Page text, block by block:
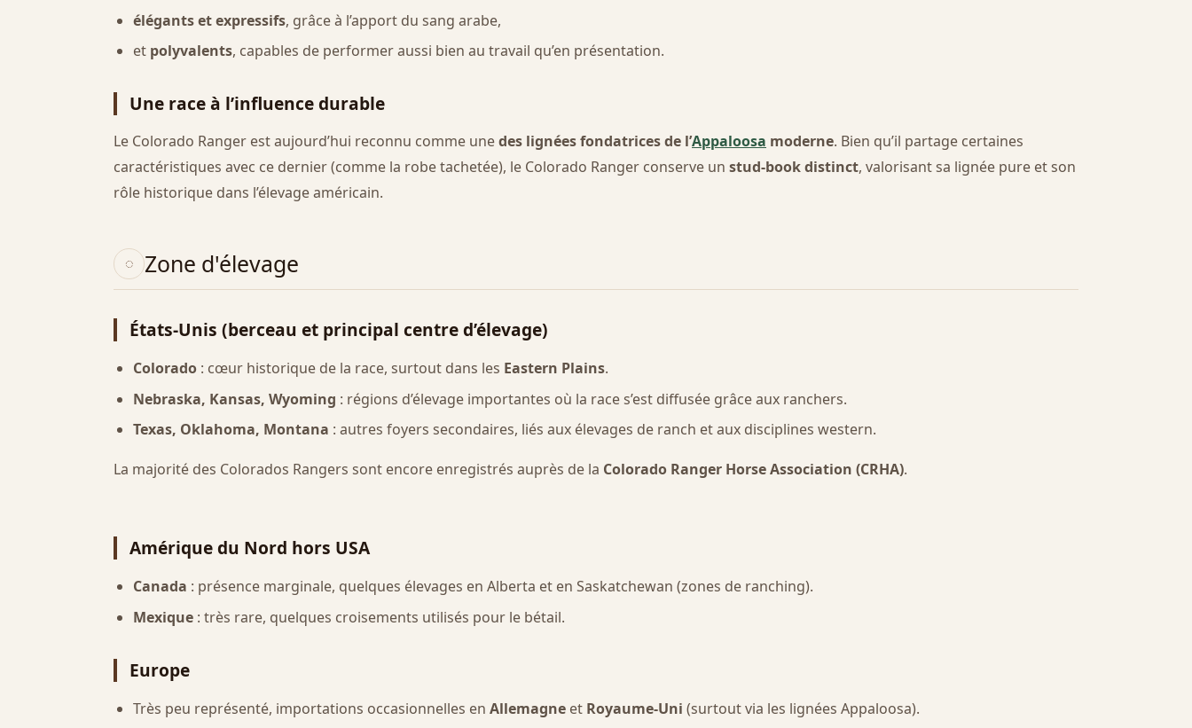
élégants et expressifs, grâce à l’apport du sang arabe,
et polyvalents, capables de performer aussi bien au travail qu’en présentation.
Une race à l’influence durable
Le Colorado Ranger est aujourd’hui reconnu comme unedes lignées fondatrices de l’Appaloosa moderne. Bien qu’il partage certaines
caractéristiques avec ce dernier (comme la robe tachetée), le Colorado Ranger conserve un stud-book distinct, valorisant sa lignée pure et son
rôle historique dans l’élevage américain.
Zone d'élevage
États-Unis (berceau et principal centre d’élevage)
Colorado : cœur historique de la race, surtout dans les Eastern Plains.
Nebraska, Kansas, Wyoming : régions d’élevage importantes où la race s’est diffusée grâce aux ranchers.
Texas, Oklahoma, Montana : autres foyers secondaires, liés aux élevages de ranch et aux disciplines western.
La majorité des Colorados Rangers sont encore enregistrés auprès de la Colorado Ranger Horse Association (CRHA).
Amérique du Nord hors USA
Canada : présence marginale, quelques élevages en Alberta et en Saskatchewan (zones de ranching).
Mexique : très rare, quelques croisements utilisés pour le bétail.
Europe
Très peu représenté, importations occasionnelles enAllemagne et Royaume-Uni (surtout via les lignées Appaloosa).